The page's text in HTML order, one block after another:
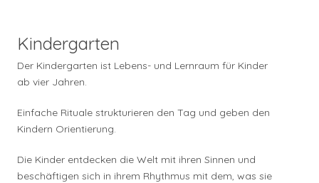
Kindergarten
Der Kindergarten ist Lebens- und Lernraum für Kinder
ab vier Jahren.
Einfache Rituale strukturieren den Tag und geben den
Kindern Orientierung.
Die Kinder entdecken die Welt mit ihren Sinnen und
beschäftigen sich in ihrem Rhythmus mit dem, was sie